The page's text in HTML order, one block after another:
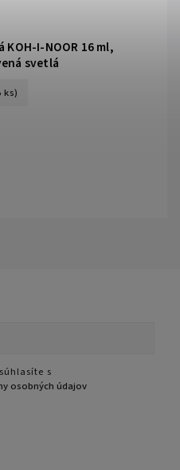
KOH-I-NOOR 16 ml,
svetlá
ks)
s
osobných údajov